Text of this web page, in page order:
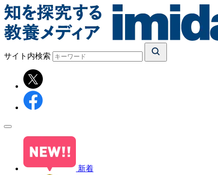
サイト内検索
新着